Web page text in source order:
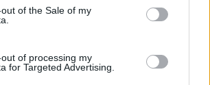
of the Sale of my
of processing my
for Targeted Advertising.
ευρώ.
47,05 εκατ. ευρώ
εκ. ευρώ
e-ΕΦΚΑ 51,98 εκατ. ευρώ.